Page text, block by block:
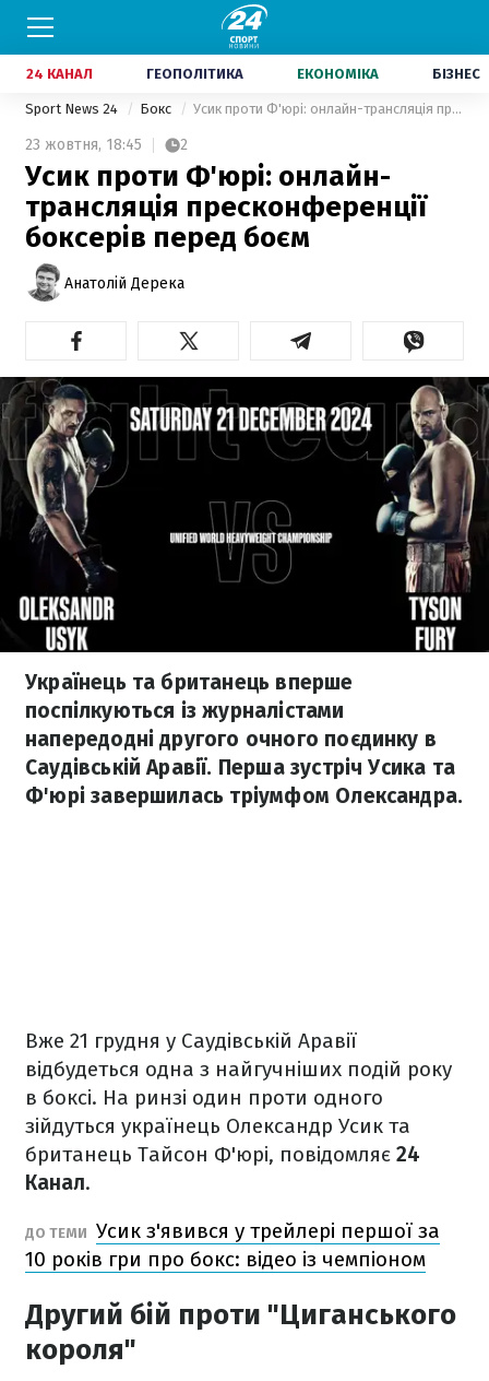
24 КАНАЛ ГЕОПОЛІТИКА ЕКОНОМІКА БІЗНЕС
Sport News 24 Бокс Усик проти Ф'юрі: онлайн-трансляція пресконференції боксерів перед боєм
23 жовтня, 18:45 2
Усик проти Ф'юрі: онлайн-
трансляція пресконференції
боксерів перед боєм
Анатолій Дерека
Українець та британець вперше
поспілкуються із журналістами
напередодні другого очного поєдинку в
Саудівській Аравії. Перша зустріч Усика та
Ф'юрі завершилась тріумфом Олександра.
Вже 21 грудня у Саудівській Аравії
відбудеться одна з найгучніших подій року
в боксі. На ринзі один проти одного
зійдуться українець Олександр Усик та
британець Тайсон Ф'юрі, повідомляє 24
Канал.
ДО ТЕМИ Усик з'явився у трейлері першої за
10 років гри про бокс: відео із чемпіоном
Другий бій проти "Циганського
короля"